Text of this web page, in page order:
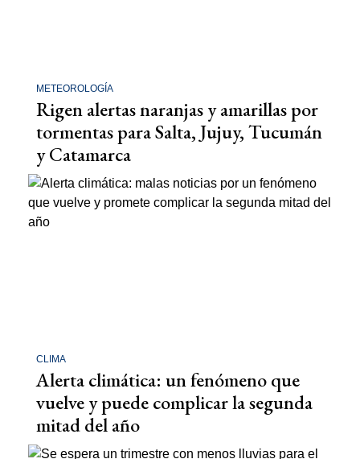
METEOROLOGÍA
Rigen alertas naranjas y amarillas por
tormentas para Salta, Jujuy, Tucumán
y Catamarca
CLIMA
Alerta climática: un fenómeno que
vuelve y puede complicar la segunda
mitad del año